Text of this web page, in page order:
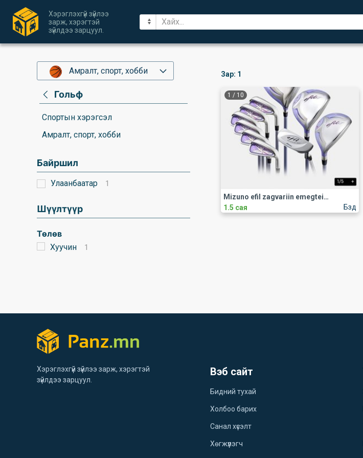
Хэрэглэхгүй зүйлээ
зарж, хэрэгтэй
зүйлдээ зарцуул.
Амралт, спорт, хобби
Гольф
Спортын хэрэгсэл
Амралт, спорт, хобби
Байршил
Улаанбаатар 1
Шүүлтүүр
Төлөв
Хуучин 1
Зар: 1
1 / 10
Бзд
Mizuno efil zagvariin emegtei set zarna.
1.5 сая
Хэрэглэхгүй зүйлээ зарж, хэрэгтэй
зүйлдээ зарцуул.
Вэб сайт
Бидний тухай
Холбоо барих
Санал хүсэлт
Хөгжүүлэгч